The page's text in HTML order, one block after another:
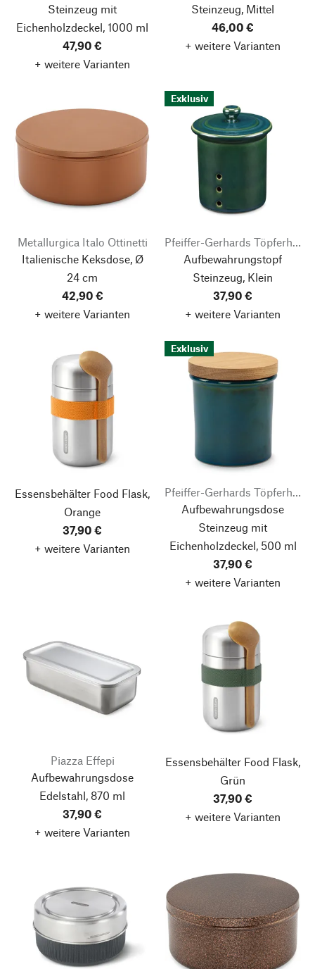
Steinzeug mit
Eichenholzdeckel, 1000 ml
47,90 €
+ weitere Varianten
Steinzeug, Mittel
46,00 €
+ weitere Varianten
Metallurgica Italo Ottinetti
Italienische Keksdose, Ø
24 cm
42,90 €
+ weitere Varianten
Exklusiv
Pfeiffer-Gerhards Töpferhof
Aufbewahrungstopf
Steinzeug, Klein
37,90 €
+ weitere Varianten
Essensbehälter Food Flask,
Orange
37,90 €
+ weitere Varianten
Exklusiv
Pfeiffer-Gerhards Töpferhof
Aufbewahrungsdose
Steinzeug mit
Eichenholzdeckel, 500 ml
37,90 €
+ weitere Varianten
Piazza Effepi
Aufbewahrungsdose
Edelstahl, 870 ml
37,90 €
+ weitere Varianten
Essensbehälter Food Flask,
Grün
37,90 €
+ weitere Varianten